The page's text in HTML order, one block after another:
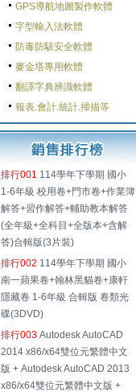
GPS導航地圖製作軟體
字型輸入法軟體
防毒防駭安全軟體
麥金塔專用軟體
翻譯字典辨識軟體
報表.會計.統計.掃描等
排行001 114學年下學期 國小
1-6年級 校用卷+門市卷+作業簿
解答+習作解答+輔助教本解答
(全年級+全科目+全版本+含解
答)合輯版(3片裝)
排行002 114學年下學期 國小
南一蘋果卷+翰林黑貓卷+康軒
隱藏卷 1-6年級 合輯版 卷類光
碟(3DVD)
排行003 Autodesk AutoCAD
2014 x86/x64雙位元繁體中文
版 + Autodesk AutoCAD 2013
x86/x64雙位元繁體中文版 +